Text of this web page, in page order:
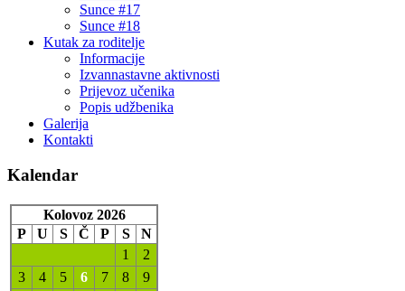
Sunce #17
Sunce #18
Kutak za roditelje
Informacije
Izvannastavne aktivnosti
Prijevoz učenika
Popis udžbenika
Galerija
Kontakti
Kalendar
Kolovoz 2026
P
U S Č P S
N
1
2
3
4 5 6 7 8
9